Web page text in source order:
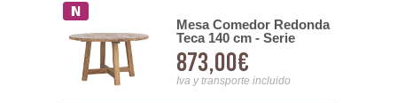
Mesa Comedor Redonda
Teca 140 cm - Serie
Orlando
873,00€
Iva y transporte incluido